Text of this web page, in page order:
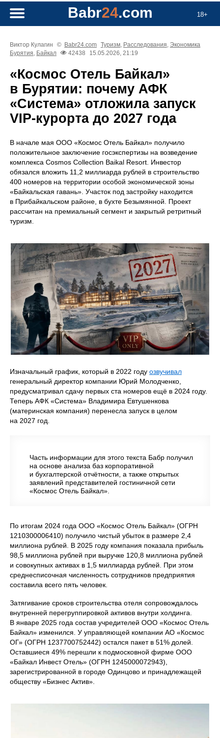
18+
Babr24.com
Виктор Кулагин © Babr24.com Туризм, Расследования, Экономика
Бурятия, Байкал 42438 15.05.2026, 21:19
«Космос Отель Байкал»
в Бурятии: почему АФК
«Система» отложила запуск
VIP-курорта до 2027 года
В начале мая ООО «Космос Отель Байкал» получило
положительное заключение госэкспертизы на возведение
комплекса Cosmos Collection Baikal Resort. Инвестор
обязался вложить 11,2 миллиарда рублей в строительство
400 номеров на территории особой экономической зоны
«Байкальская гавань». Участок под застройку находится
в Прибайкальском районе, в бухте Безымянной. Проект
рассчитан на премиальный сегмент и закрытый ретритный
туризм.
Изначальный график, который в 2022 году озвучивал
генеральный директор компании Юрий Молодченко,
предусматривал сдачу первых ста номеров ещё в 2024 году.
Теперь АФК «Система» Владимира Евтушенкова
(материнская компания) перенесла запуск в целом
на 2027 год.
Часть информации для этого текста Бабр получил
на основе анализа баз корпоративной
и бухгалтерской отчётности, а также открытых
заявлений представителей гостиничной сети
«Космос Отель Байкал».
По итогам 2024 года ООО «Космос Отель Байкал» (ОГРН
1210300006410) получило чистый убыток в размере 2,4
миллиона рублей. В 2025 году компания показала прибыль
98,5 миллиона рублей при выручке 120,8 миллиона рублей
и совокупных активах в 1,5 миллиарда рублей. При этом
среднесписочная численность сотрудников предприятия
составила всего пять человек.
Затягивание сроков строительства отеля сопровождалось
внутренней перегруппировкой активов внутри холдинга.
В январе 2025 года состав учредителей ООО «Космос Отель
Байкал» изменился. У управляющей компании АО «Космос
ОГ» (ОГРН 1237700752442) остался пакет в 51% долей.
Оставшиеся 49% перешли к подмосковной фирме ООО
«Байкал Инвест Отель» (ОГРН 1245000072943),
зарегистрированной в городе Одинцово и принадлежащей
обществу «Бизнес Актив».